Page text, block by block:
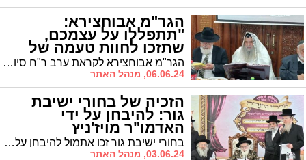
הגר"מ אבוחצירא:
"תתפללו על עצמכם,
שתזכו לחוות טעמה של
תורה" הגר"מ אבוחצירא לקראת ערב ר"ח סיון: "יש כאלו שעדיין לא זכו לטעום טעמה של תורה, היום זה הזמן לכווין בתפילת השל"ה הקדוש" | כהכנה למתן תורה יגיע לכולל "תורה לשמה" הגה"צ רבי מאיר כהן לשיחת חיזוק והכנה לחג השבועות
06.06.24, מנהל האתר
הזכיה של בחורי ישיבת
גור: להיבחן על ידי
האדמו"ר מויז'ניץ
בחורי ישיבת גור זכו אתמול להיבחן על משנתם בידי האדמו"ר מויזניץ שליט"א שהפליא את ידיעותיהם. כ"ק האדמו"ר שליט"א שהופתע מרמת ידיעותיהם של התלמידים העלה על נס את שקידתם ואת רמת הידיעות אליה הגיעו התלמידים
03.06.24, מנהל האתר